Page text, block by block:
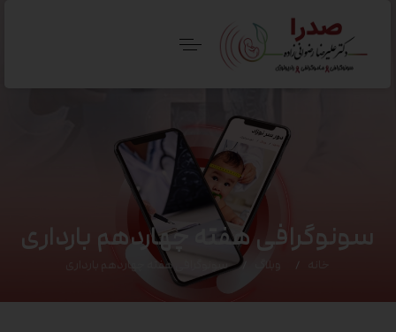
سونوگرافی هفته چهاردهم بارداری
وبلاگ سونوگرافی هفته چهاردهم بارداری